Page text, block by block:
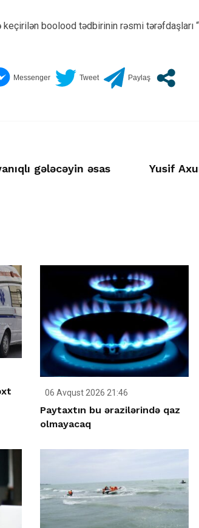
boolood tədbirinin rəsmi tərəfdaşları
gələcəyin əsas
Yusif
06 Avqust 2026 21:46
Paytaxtın bu ərazilərində qaz
olmayacaq